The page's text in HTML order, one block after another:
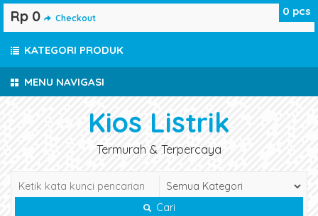
MENU NAVIGASI
Kios Listrik
Termurah & Terpercaya
Cari
0 pcs
Rp 0 Checkout
KATEGORI PRODUK